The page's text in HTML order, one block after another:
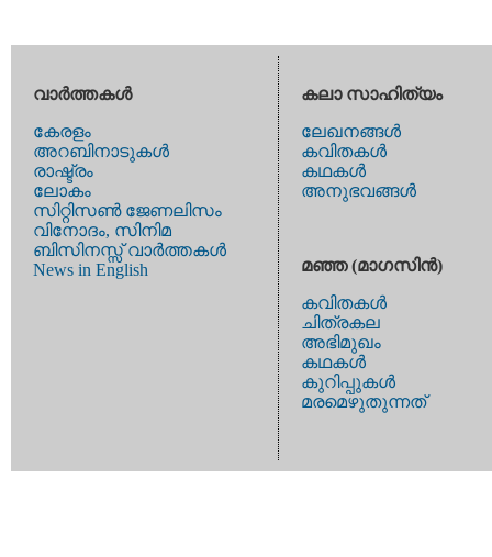
വാര്‍ത്തകള്‍
കേരളം
അറബിനാടുകള്‍
രാഷ്ട്രം
ലോകം
സിറ്റിസണ്‍ ജേണലിസം
വിനോദം, സിനിമ
ബിസിനസ്സ് വാര്‍ത്തകള്‍
News in English
കലാ സാഹിത്യം
ലേഖനങ്ങള്‍
കവിതകള്‍
കഥകള്‍
അനുഭവങ്ങള്‍
മഞ്ഞ (മാഗസിന്‍)
കവിതകള്‍
ചിത്രകല
അഭിമുഖം
കഥകള്‍
കുറിപ്പുകള്‍
മരമെഴുതുന്നത്